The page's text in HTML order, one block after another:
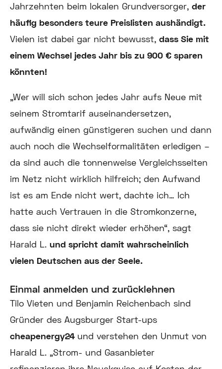
Jahrzehnten beim lokalen Grundversorger, der
häufig besonders teure Preislisten aushändigt.
Vielen ist dabei gar nicht bewusst, dass Sie mit
einem Wechsel jedes Jahr bis zu 900 € sparen
könnten!
„Wer will sich schon jedes Jahr aufs Neue mit
seinem Stromtarif auseinandersetzen,
aufwändig einen günstigeren suchen und dann
auch noch die Wechselformalitäten erledigen –
da sind auch die tonnenweise Vergleichsseiten
im Netz nicht wirklich hilfreich; den Aufwand
ist es am Ende nicht wert, dachte ich… Ich
hatte auch Vertrauen in die Stromkonzerne,
dass sie nicht direkt wieder erhöhen“, sagt
Harald L. und spricht damit wahrscheinlich
vielen Deutschen aus der Seele.
Einmal anmelden und zurücklehnen
Tilo Vieten und Benjamin Reichenbach sind
Gründer des Augsburger Start-ups
cheapenergy24 und verstehen den Unmut von
Harald L. „Strom- und Gasanbieter